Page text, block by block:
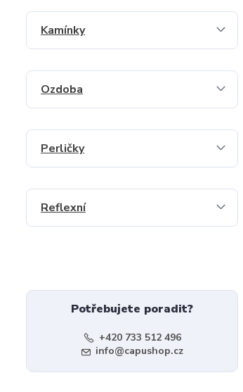
Kamínky
Ozdoba
Perličky
Reflexní
Potřebujete poradit?
+420 733 512 496
info@capushop.cz